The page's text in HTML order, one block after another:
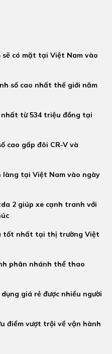
sẽ có mặt tại Việt Nam vào
số cao nhất thế giới năm
nhất từ 534 triệu đồng tại
cao gấp đôi CR-V và
làng tại Việt Nam vào ngày
2 giúp xe cạnh tranh với
tốt nhất tại thị trường Việt
phân nhánh thể thao
giá rẻ được nhiều người
điểm vượt trội về vận hành